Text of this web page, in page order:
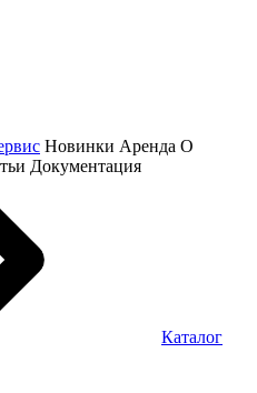
Новинки Аренда О
Документация
Каталог